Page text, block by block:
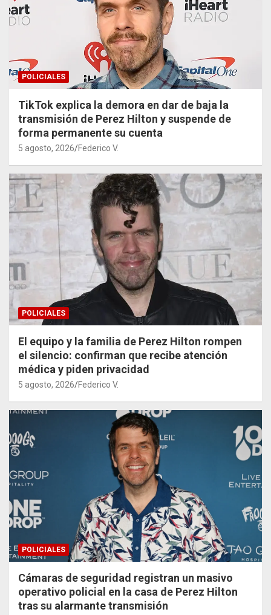
POLICIALES
TikTok explica la demora en dar de baja la
transmisión de Perez Hilton y suspende de
forma permanente su cuenta
5 agosto, 2026 Federico V.
POLICIALES
El equipo y la familia de Perez Hilton rompen
el silencio: confirman que recibe atención
médica y piden privacidad
5 agosto, 2026 Federico V.
POLICIALES
Cámaras de seguridad registran un masivo
operativo policial en la casa de Perez Hilton
tras su alarmante transmisión